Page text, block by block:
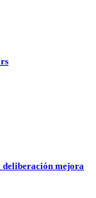
deliberación mejora